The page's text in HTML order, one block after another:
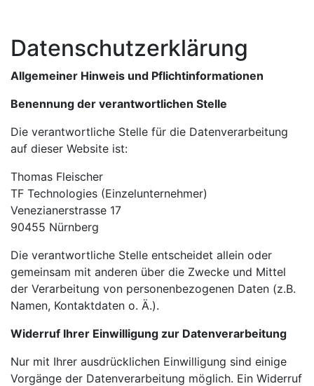
Datenschutzerklärung
Allgemeiner Hinweis und Pflichtinformationen
Benennung der verantwortlichen Stelle
Die verantwortliche Stelle für die Datenverarbeitung
auf dieser Website ist:
Thomas Fleischer
TF Technologies (Einzelunternehmer)
Venezianerstrasse 17
90455 Nürnberg
Die verantwortliche Stelle entscheidet allein oder
gemeinsam mit anderen über die Zwecke und Mittel
der Verarbeitung von personenbezogenen Daten (z.B.
Namen, Kontaktdaten o. Ä.).
Widerruf Ihrer Einwilligung zur Datenverarbeitung
Nur mit Ihrer ausdrücklichen Einwilligung sind einige
Vorgänge der Datenverarbeitung möglich. Ein Widerruf